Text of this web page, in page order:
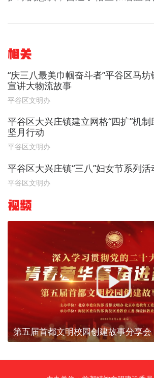
相关
“庆三八最美巾帼奋斗者”平谷区马
宣讲大物流故事
平谷区文明办
平谷区大兴庄镇建立网格“四扩”机
坚月行动
平谷区文明办
平谷区大兴庄镇“三八”妇女节系列
平谷区文明办
视频
第五届首都文明校园创建故事分享会